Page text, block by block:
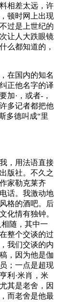
相差太远，许
顿时网上出现
过是上世纪的
让人大跌眼镜
么都知道的，
在国内的知名
正他名字的译
加·，或者-，
多记者都把他
多德叫成“里
，用法语直接
版社。不久之
家勒克莱齐
话。我激动地
格的酒吧。后
化情有独钟。
随，其中一
整个交谈的过
我们交谈的内
，因为他是伽
；一点是超现
利·米肖，米
其是老舍，因
而老舍是他最